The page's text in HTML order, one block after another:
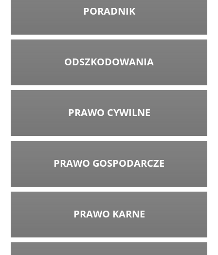
PORADNIK
ODSZKODOWANIA
PRAWO CYWILNE
PRAWO GOSPODARCZE
PRAWO KARNE